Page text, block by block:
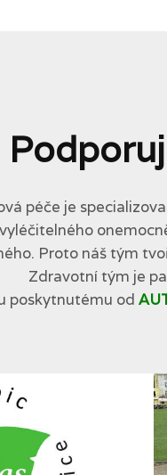
péče je
Proto náš tým
Zdravotní tým je
poskytnutému od